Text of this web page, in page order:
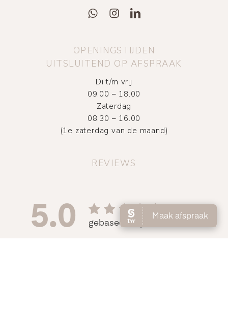
OPENINGSTIJDEN
UITSLUITEND OP AFSPRAAK
Di t/m vrij
09.00 – 18.00
Zaterdag
08:30 – 16.00
(1e zaterdag van de maand)
REVIEWS